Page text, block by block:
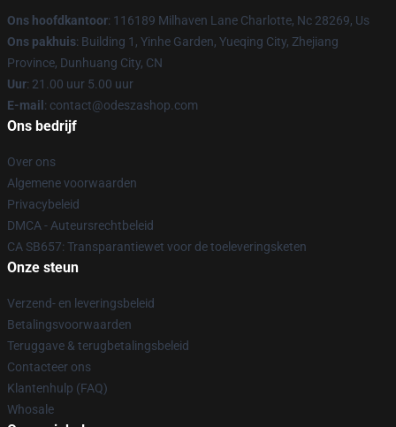
Ons hoofdkantoor: 116189 Milhaven Lane Charlotte, Nc 28269, Us
Ons pakhuis: Building 1, Yinhe Garden, Yueqing City, Zhejiang
Province, Dunhuang City, CN
Uur: 21.00 uur 5.00 uur
E-mail : contact@odeszashop.com
Ons bedrijf
Over ons
Algemene voorwaarden
Privacybeleid
DMCA - Auteursrechtbeleid
CA SB657: Transparantiewet voor de toeleveringsketen
Onze steun
Verzend- en leveringsbeleid
Betalingsvoorwaarden
Teruggave & terugbetalingsbeleid
Contacteer ons
Klantenhulp (FAQ)
Whosale